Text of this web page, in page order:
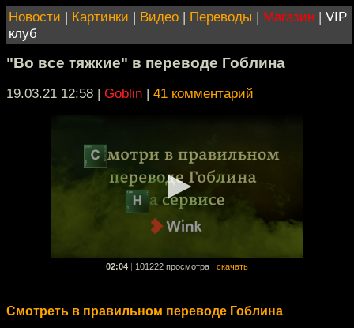
Новости | Картинки | Видео | Переводы | Магазин | VIP
клуб
"Во все тяжкие" в переводе Гоблина
19.03.21 12:58 | Goblin | 41 комментарий
02:04 101222 просмотра скачать
Смотреть в правильном переводе Гоблина